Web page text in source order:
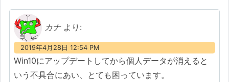
カナ より:
2019年4月28日 12:54 PM
Win10にアップデートしてから個人データが消えると
いう不具合にあい、とても困っています。